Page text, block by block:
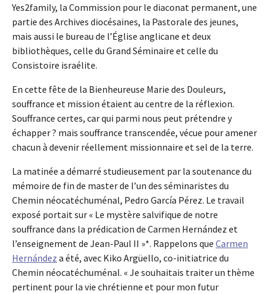
Yes2family, la Commission pour le diaconat permanent, une
partie des Archives diocésaines, la Pastorale des jeunes,
mais aussi le bureau de l’Église anglicane et deux
bibliothèques, celle du Grand Séminaire et celle du
Consistoire israélite.
En cette fête de la Bienheureuse Marie des Douleurs,
souffrance et mission étaient au centre de la réflexion.
Souffrance certes, car qui parmi nous peut prétendre y
échapper ? mais souffrance transcendée, vécue pour amener
chacun à devenir réellement missionnaire et sel de la terre.
La matinée a démarré studieusement par la soutenance du
mémoire de fin de master de l’un des séminaristes du
Chemin néocatéchuménal, Pedro García Pérez. Le travail
exposé portait sur « Le mystère salvifique de notre
souffrance dans la prédication de Carmen Hernández et
l’enseignement de Jean-Paul II »*. Rappelons que Carmen
Hernández a été, avec Kiko Argüello, co-initiatrice du
Chemin néocatéchuménal. « Je souhaitais traiter un thème
pertinent pour la vie chrétienne et pour mon futur